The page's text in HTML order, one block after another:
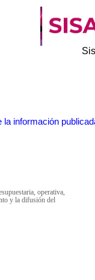
la información
operativa,
y la difusión del